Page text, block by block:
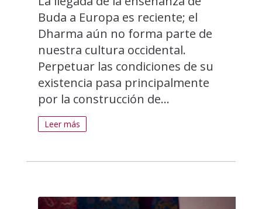
Buda a Europa es reciente; el
Dharma aún no forma parte de
nuestra cultura occidental.
Perpetuar las condiciones de su
existencia pasa principalmente
por la construcción de...
Leer más